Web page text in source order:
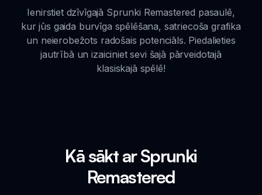
Ienirstiet dzīvīgajā Sprunki Remastered pasaulē,
kur jūs gaida burvīga spēlēšana, satriecoša grafika
un neierobežots radošais potenciāls. Piedalieties
jautrībā un izaiciniet sevi šajā pārveidotajā
klasiskajā spēlē!
Kā sākt ar Sprunki
Remastered